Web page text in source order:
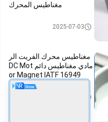
مغناطيس المحرك
مغناطيس محرك الفريت
2025-07-03
مغناطيس محرك الفريت الر
مادي مغناطيس دائم DC Mot
or Magnet IATF 16949